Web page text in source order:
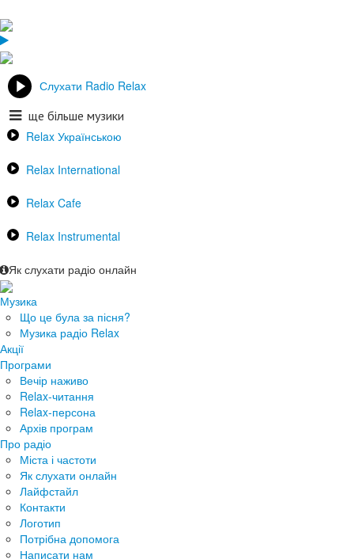
Слухати Radio Relax
ще більше музики
Relax Українською
Relax International
Relax Cafe
Relax Instrumental
Як слухати радіо онлайн
Музика
Що це була за пісня?
Музика радіо Relax
Акції
Програми
Вечір наживо
Relax-читання
Relax-персона
Архів програм
Про радіо
Міста і частоти
Як слухати онлайн
Лайфстайл
Контакти
Логотип
Потрібна допомога
Написати нам